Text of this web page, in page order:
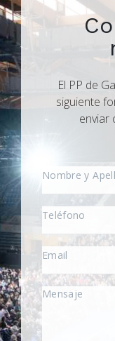
El PP de
siguiente
enviar